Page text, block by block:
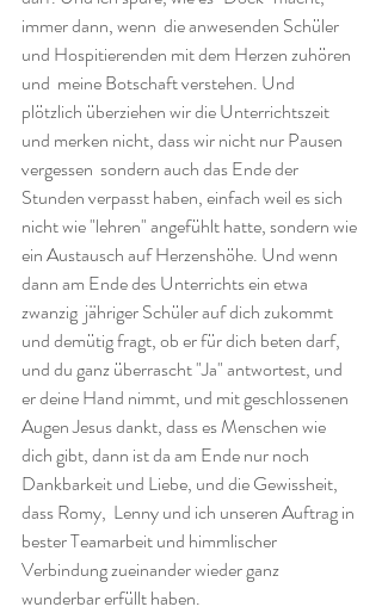
immer dann, wenn  die anwesenden Schüler
und Hospitierenden mit dem Herzen zuhören
und  meine Botschaft verstehen. Und
plötzlich überziehen wir die Unterrichtszeit
und merken nicht, dass wir nicht nur Pausen
vergessen  sondern auch das Ende der
Stunden verpasst haben, einfach weil es sich
nicht wie "lehren" angefühlt hatte, sondern wie
ein Austausch auf Herzenshöhe. Und wenn
dann am Ende des Unterrichts ein etwa
zwanzig  jähriger Schüler auf dich zukommt
und demütig fragt, ob er für dich beten darf,
und du ganz überrascht "Ja" antwortest, und
er deine Hand nimmt, und mit geschlossenen
Augen Jesus dankt, dass es Menschen wie
dich gibt, dann ist da am Ende nur noch
Dankbarkeit und Liebe, und die Gewissheit,
dass Romy,  Lenny und ich unseren Auftrag in
bester Teamarbeit und himmlischer
Verbindung zueinander wieder ganz
wunderbar erfüllt haben.